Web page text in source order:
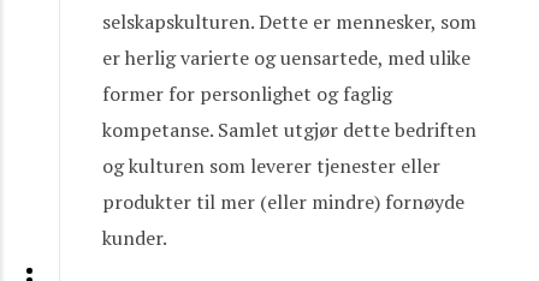
selskapskulturen. Dette er mennesker, som
er herlig varierte og uensartede, med ulike
former for personlighet og faglig
kompetanse. Samlet utgjør dette bedriften
og kulturen som leverer tjenester eller
produkter til mer (eller mindre) fornøyde
kunder.